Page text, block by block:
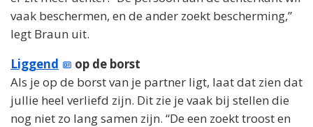
vaak beschermen, en de ander zoekt bescherming,”
legt Braun uit.
Liggend
op de borst
Als je op de borst van je partner ligt, laat dat zien dat
jullie heel verliefd zijn. Dit zie je vaak bij stellen die
nog niet zo lang samen zijn. “De een zoekt troost en